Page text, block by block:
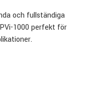
och fullständiga
1000 perfekt för
- 360W+360W @ 4